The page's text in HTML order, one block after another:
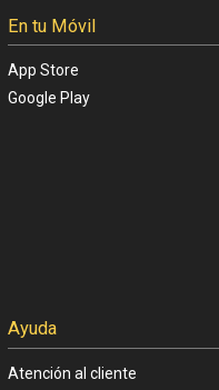
En tu Móvil
App Store
Google Play
Ayuda
Atención al cliente